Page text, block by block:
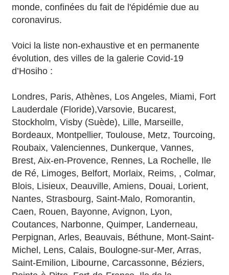
monde, confinées du fait de l'épidémie due au
coronavirus.
Voici la liste non-exhaustive et en permanente
évolution, des villes de la galerie Covid-19
d’Hosiho :
Londres, Paris, Athènes, Los Angeles, Miami, Fort
Lauderdale (Floride),Varsovie, Bucarest,
Stockholm, Visby (Suède), Lille, Marseille,
Bordeaux, Montpellier, Toulouse, Metz, Tourcoing,
Roubaix, Valenciennes, Dunkerque, Vannes,
Brest, Aix-en-Provence, Rennes, La Rochelle, Ile
de Ré, Limoges, Belfort, Morlaix, Reims, , Colmar,
Blois, Lisieux, Deauville, Amiens, Douai, Lorient,
Nantes, Strasbourg, Saint-Malo, Romorantin,
Caen, Rouen, Bayonne, Avignon, Lyon,
Coutances, Narbonne, Quimper, Landerneau,
Perpignan, Arles, Beauvais, Béthune, Mont-Saint-
Michel, Lens, Calais, Boulogne-sur-Mer, Arras,
Saint-Emilion, Libourne, Carcassonne, Béziers,